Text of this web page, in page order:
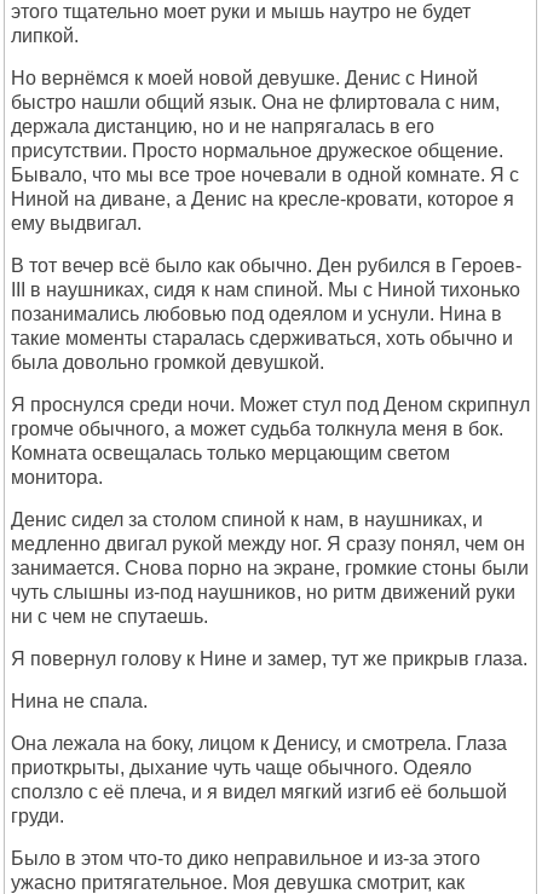
этого тщательно моет руки и мышь наутро не будет
липкой.
Но вернёмся к моей новой девушке. Денис с Ниной
быстро нашли общий язык. Она не флиртовала с ним,
держала дистанцию, но и не напрягалась в его
присутствии. Просто нормальное дружеское общение.
Бывало, что мы все трое ночевали в одной комнате. Я с
Ниной на диване, а Денис на кресле-кровати, которое я
ему выдвигал.
В тот вечер всё было как обычно. Ден рубился в Героев-
III в наушниках, сидя к нам спиной. Мы с Ниной тихонько
позанимались любовью под одеялом и уснули. Нина в
такие моменты старалась сдерживаться, хоть обычно и
была довольно громкой девушкой.
Я проснулся среди ночи. Может стул под Деном скрипнул
громче обычного, а может судьба толкнула меня в бок.
Комната освещалась только мерцающим светом
монитора.
Денис сидел за столом спиной к нам, в наушниках, и
медленно двигал рукой между ног. Я сразу понял, чем он
занимается. Снова порно на экране, громкие стоны были
чуть слышны из-под наушников, но ритм движений руки
ни с чем не спутаешь.
Я повернул голову к Нине и замер, тут же прикрыв глаза.
Нина не спала.
Она лежала на боку, лицом к Денису, и смотрела. Глаза
приоткрыты, дыхание чуть чаще обычного. Одеяло
сползло с её плеча, и я видел мягкий изгиб её большой
груди.
Было в этом что-то дико неправильное и из-за этого
ужасно притягательное. Моя девушка смотрит, как